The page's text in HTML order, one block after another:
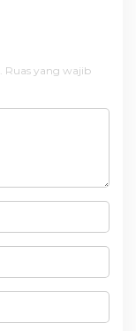
Ruas yang wajib